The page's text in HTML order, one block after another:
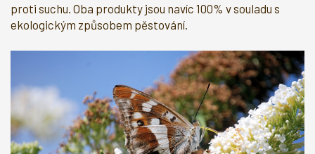
proti suchu. Oba produkty jsou navíc 100% v souladu s
ekologickým způsobem pěstování.